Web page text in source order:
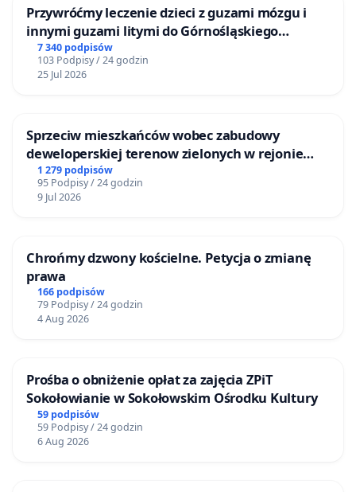
Przywróćmy leczenie dzieci z guzami mózgu i
innymi guzami litymi do Górnośląskiego
Centrum Zdrowia Dziecka w Katowicach
7 340 podpisów
103 Podpisy / 24 godzin
25 Jul 2026
Sprzeciw mieszkańców wobec zabudowy
deweloperskiej terenow zielonych w rejonie
Bulwarów Straceńskich w Bielsku-Białej
1 279 podpisów
95 Podpisy / 24 godzin
9 Jul 2026
Chrońmy dzwony kościelne. Petycja o zmianę
prawa
166 podpisów
79 Podpisy / 24 godzin
4 Aug 2026
Prośba o obniżenie opłat za zajęcia ZPiT
Sokołowianie w Sokołowskim Ośrodku Kultury
59 podpisów
59 Podpisy / 24 godzin
6 Aug 2026